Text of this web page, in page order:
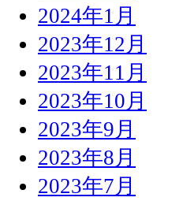
2024年1月
2023年12月
2023年11月
2023年10月
2023年9月
2023年8月
2023年7月